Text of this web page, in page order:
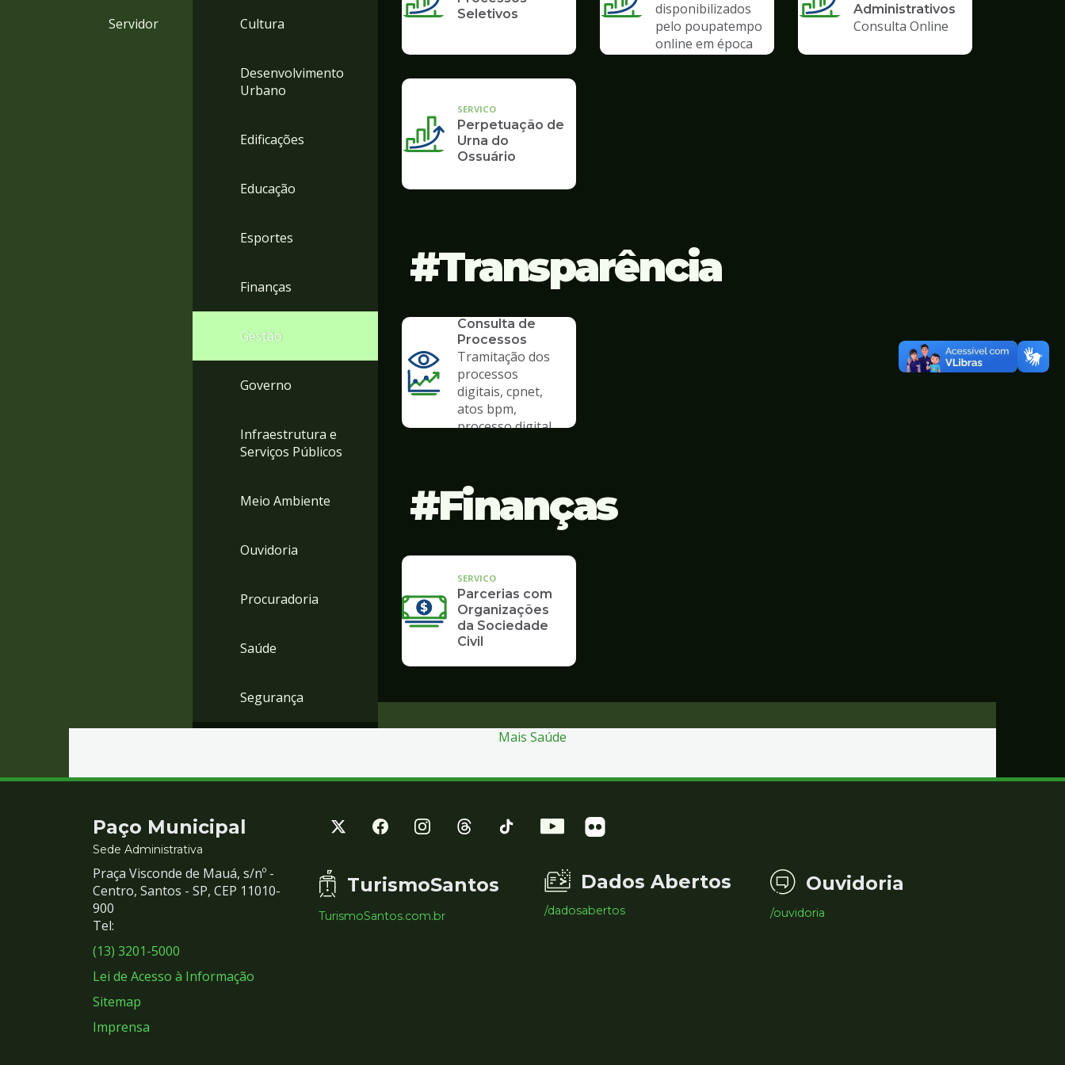
Servidor Cultura
Desenvolvimento
Urbano
Edificações
Educação
Esportes
Finanças
Gestão
Governo
Infraestrutura e
Serviços Públicos
Meio Ambiente
Ouvidoria
Procuradoria
Saúde
Segurança
Seletivos
disponibilizados
pelo poupatempo
online em época
Administrativos
Consulta Online
SERVICO
Perpetuação de
Urna do
Ossuário
Transparência
Consulta de
Processos
Tramitação dos
processos
digitais, cpnet,
atos bpm,
processo digital
Finanças
SERVICO
Parcerias com
Organizações
da Sociedade
Civil
Mais Saúde
Contato
e
Redes
Sociais
Paço Municipal
Sede Administrativa
Praça Visconde de Mauá, s/nº -
Centro, Santos - SP, CEP 11010-
900
Tel:
(13) 3201-5000
Lei de Acesso à Informação
Sitemap
Imprensa
TurismoSantos
TurismoSantos.com.br
Dados Abertos
/dadosabertos
Ouvidoria
/ouvidoria